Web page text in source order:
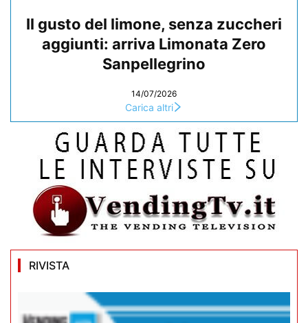
Il gusto del limone, senza zuccheri
aggiunti: arriva Limonata Zero
Sanpellegrino
14/07/2026
Carica altri
RIVISTA